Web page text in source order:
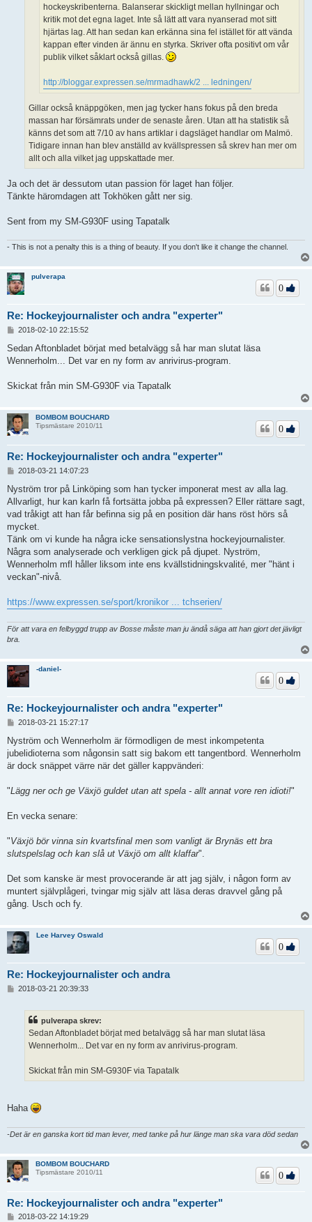
hockeyskribenterna. Balanserar skickligt mellan hyllningar och
kritik mot det egna laget. Inte så lätt att vara nyanserad mot sitt
hjärtas lag. Att han sedan kan erkänna sina fel istället för att vända
kappan efter vinden är ännu en styrka. Skriver ofta positivt om vår
publik vilket såklart också gillas.
http://bloggar.expressen.se/mrmadhawk/2 ... ledningen/
Gillar också knäppgöken, men jag tycker hans fokus på den breda
massan har försämrats under de senaste åren. Utan att ha statistik så
känns det som att 7/10 av hans artiklar i dagsläget handlar om Malmö.
Tidigare innan han blev anställd av kvällspressen så skrev han mer om
allt och alla vilket jag uppskattade mer.
Ja och det är dessutom utan passion för laget han följer.
Tänkte häromdagen att Tokhöken gått ner sig.
Sent from my SM-G930F using Tapatalk
- This is not a penalty this is a thing of beauty. If you don't like it change the channel.
pulverapa
Re: Hockeyjournalister och andra "experter"
0
l
ä
g
2018-02-10 22:15:52
Sedan Aftonbladet börjat med betalvägg så har man slutat läsa
Wennerholm... Det var en ny form av anrivirus-program.
Skickat från min SM-G930F via Tapatalk
BOMBOM BOUCHARD
Tipsmästare 2010/11
Re: Hockeyjournalister och andra "experter"
0
l
ä
g
g
2018-03-21 14:07:23
Nyström tror på Linköping som han tycker imponerat mest av alla lag.
Allvarligt, hur kan karln få fortsätta jobba på expressen? Eller rättare sagt,
vad tråkigt att han får befinna sig på en position där hans röst hörs så
mycket.
Tänk om vi kunde ha några icke sensationslystna hockeyjournalister.
Några som analyserade och verkligen gick på djupet. Nyström,
Wennerholm mfl håller liksom inte ens kvällstidningskvalité, mer "hänt i
veckan"-nivå.
https://www.expressen.se/sport/kronikor ... tchserien/
För att vara en felbyggd trupp av Bosse måste man ju ändå säga att han gjort det jävligt
bra.
-daniel-
Re: Hockeyjournalister och andra "experter"
0
l
ä
g
g
2018-03-21 15:27:17
Nyström och Wennerholm är förmodligen de mest inkompetenta
jubelidioterna som någonsin satt sig bakom ett tangentbord. Wennerholm
är dock snäppet värre när det gäller kappvänderi:
"Lägg ner och ge Växjö guldet utan att spela - allt annat vore ren idioti!"
En vecka senare:
"Växjö bör vinna sin kvartsfinal men som vanligt är Brynäs ett bra
slutspelslag och kan slå ut Växjö om allt klaffar".
Det som kanske är mest provocerande är att jag själv, i någon form av
muntert självplågeri, tvingar mig själv att läsa deras dravvel gång på
gång. Usch och fy.
Lee Harvey Oswald
Re: Hockeyjournalister och andra
0
2018-03-21 20:39:33
pulverapa skrev:
Sedan Aftonbladet börjat med betalvägg så har man slutat läsa
Wennerholm... Det var en ny form av anrivirus-program.
Skickat från min SM-G930F via Tapatalk
Haha
-Det är en ganska kort tid man lever, med tanke på hur länge man ska vara död sedan
BOMBOM BOUCHARD
Tipsmästare 2010/11
Re: Hockeyjournalister och andra "experter"
0
2018-03-22 14:19:29